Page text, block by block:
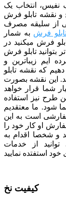
نفیس، انتخاب یک
و نقشه تابلو فرش
از سلیقه مصرف
فرش به شمار
فرش میکنید در
بتوانید تابلو فرش
ایم زیباترین و
که نقشه تابلو
این نقشه بصورت
شما قرار خواهد
طرح نیز استفاده
شود. ما معتقدیم
است به این
او کار خود را
و شخصا اقدام به
از خدمات
کیفیت نخ